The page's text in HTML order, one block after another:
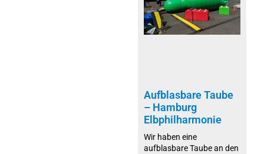
Aufblasbare Taube
– Hamburg
Elbphilharmonie
Wir haben eine
aufblasbare Taube an den